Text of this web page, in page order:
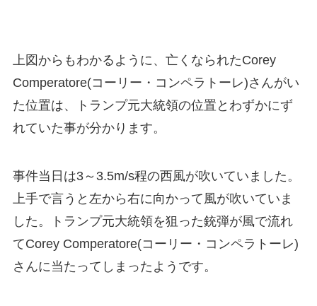
上図からもわかるように、亡くなられたCorey
Comperatore(コーリー・コンペラトーレ)さんがい
た位置は、トランプ元大統領の位置とわずかにず
れていた事が分かります。
事件当日は3～3.5m/s程の西風が吹いていました。
上手で言うと左から右に向かって風が吹いていま
した。トランプ元大統領を狙った銃弾が風で流れ
てCorey Comperatore(コーリー・コンペラトーレ)
さんに当たってしまったようです。